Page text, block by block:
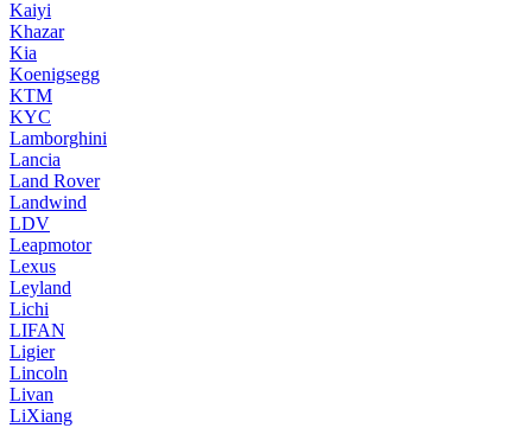
Kaiyi
Khazar
Kia
Koenigsegg
KTM
KYC
Lamborghini
Lancia
Land Rover
Landwind
LDV
Leapmotor
Lexus
Leyland
Lichi
LIFAN
Ligier
Lincoln
Livan
LiXiang